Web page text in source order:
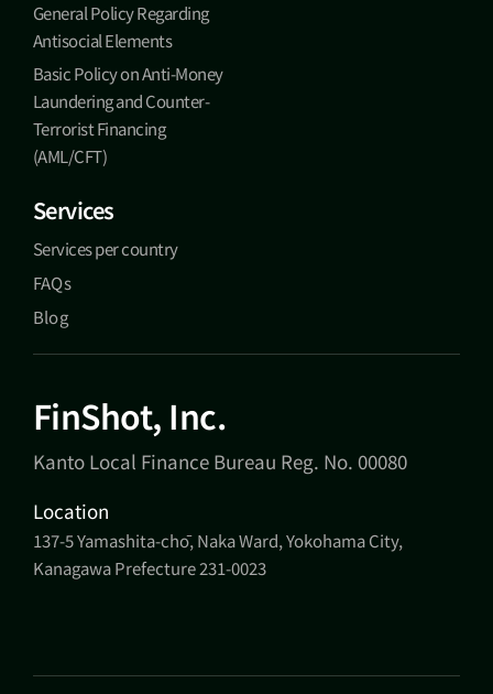
General Policy Regarding
Antisocial Elements
Basic Policy on Anti-Money
Laundering and Counter-
Terrorist Financing
(AML/CFT)
Services
Services per country
FAQs
Blog
FinShot, Inc.
Kanto Local Finance Bureau Reg. No. 00080
Location
137-5 Yamashita-chō, Naka Ward, Yokohama City,
Kanagawa Prefecture 231-0023